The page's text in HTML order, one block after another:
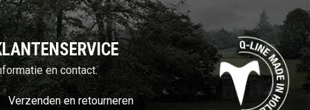
en contact.
Verzenden en retourneren